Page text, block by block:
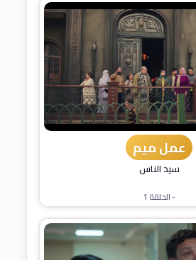
عمل ميم
سيد الناس
- الحلقة 1